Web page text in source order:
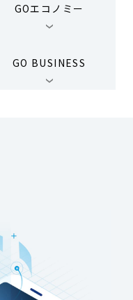
GOエコノミー
GO BUSINESS